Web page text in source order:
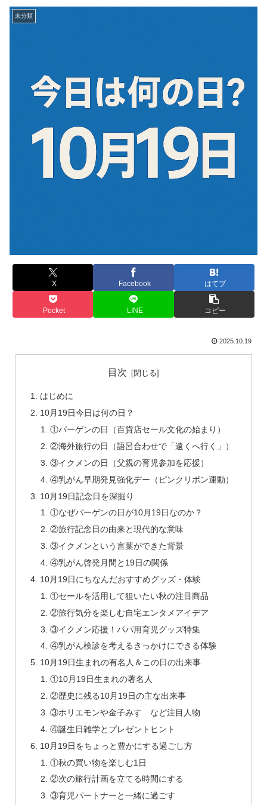
未分類
X Facebook はてブ
Pocket LINE コピー
2025.10.19
目次
はじめに
10月19日今日は何の日？
①バーゲンの日（百貨店セール文化の始まり）
②海外旅行の日（語呂合わせで「遠くへ行く」）
③イクメンの日（父親の育児参加を応援）
④乳がん早期発見強化デー（ピンクリボン運動）
10月19日記念日を深掘り
①なぜバーゲンの日が10月19日なのか？
②旅行記念日の由来と現代的な意味
③イクメンという言葉ができた背景
④乳がん啓発月間と19日の関係
10月19日にちなんだおすすめグッズ・体験
①セールを活用して狙いたい秋の注目商品
②旅行気分を楽しむ自宅エンタメアイデア
③イクメン応援！パパ用育児グッズ特集
④乳がん検診を考えるきっかけにできる体験
10月19日生まれの有名人＆この日の出来事
①10月19日生まれの著名人
②歴史に残る10月19日の主な出来事
③ホリエモンや金子みすゞなど注目人物
④誕生日雑学とプレゼントヒント
10月19日をちょっと豊かにする過ごし方
①秋の買い物を楽しむ1日
②次の旅行計画を立てる時間にする
③育児パートナーと一緒に過ごす